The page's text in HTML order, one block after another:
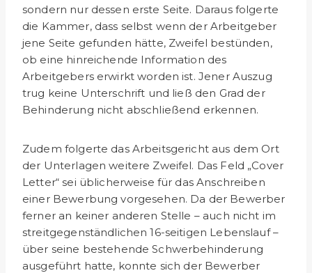
sondern nur dessen erste Seite. Daraus folgerte
die Kammer, dass selbst wenn der Arbeitgeber
jene Seite gefunden hätte, Zweifel bestünden,
ob eine hinreichende Information des
Arbeitgebers erwirkt worden ist. Jener Auszug
trug keine Unterschrift und ließ den Grad der
Behinderung nicht abschließend erkennen.
Zudem folgerte das Arbeitsgericht aus dem Ort
der Unterlagen weitere Zweifel. Das Feld „Cover
Letter“ sei üblicherweise für das Anschreiben
einer Bewerbung vorgesehen. Da der Bewerber
ferner an keiner anderen Stelle – auch nicht im
streitgegenständlichen 16-seitigen Lebenslauf –
über seine bestehende Schwerbehinderung
ausgeführt hatte, konnte sich der Bewerber